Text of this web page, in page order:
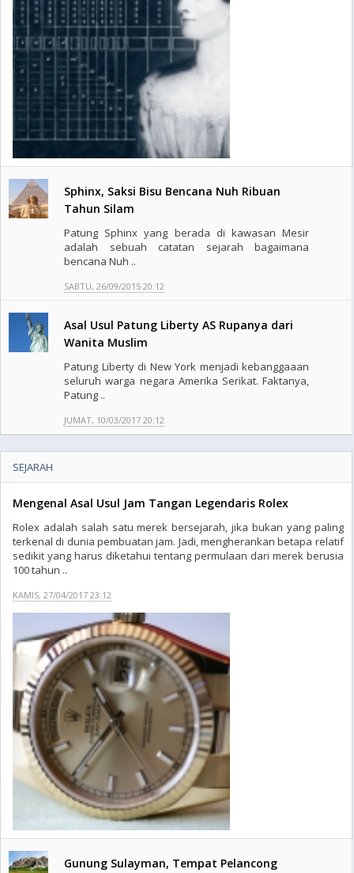
Sphinx, Saksi Bisu Bencana Nuh Ribuan
Tahun Silam
Patung Sphinx yang berada di kawasan Mesir
adalah sebuah catatan sejarah bagaimana
bencana Nuh ..
SABTU, 26/09/2015 20:12
Asal Usul Patung Liberty AS Rupanya dari
Wanita Muslim
Patung Liberty di New York menjadi kebanggaaan
seluruh warga negara Amerika Serikat. Faktanya,
Patung ..
JUMAT, 10/03/2017 20:12
SEJARAH
Mengenal Asal Usul Jam Tangan Legendaris Rolex
Rolex adalah salah satu merek bersejarah, jika bukan yang paling
terkenal di dunia pembuatan jam. Jadi, mengherankan betapa relatif
sedikit yang harus diketahui tentang permulaan dari merek berusia
100 tahun ..
KAMIS, 27/04/2017 23:12
Gunung Sulayman, Tempat Pelancong